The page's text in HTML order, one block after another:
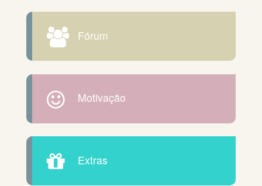
Fórum
Motivação
Extras